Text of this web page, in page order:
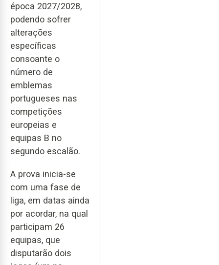
época 2027/2028,
podendo sofrer
alterações
específicas
consoante o
número de
emblemas
portugueses nas
competições
europeias e
equipas B no
segundo escalão.
A prova inicia-se
com uma fase de
liga, em datas ainda
por acordar, na qual
participam 26
equipas, que
disputarão dois